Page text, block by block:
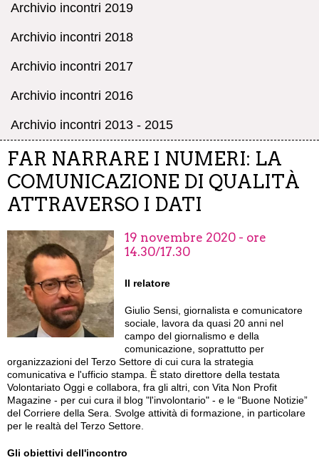
Archivio incontri 2019
Archivio incontri 2018
Archivio incontri 2017
Archivio incontri 2016
Archivio incontri 2013 - 2015
FAR NARRARE I NUMERI: LA
COMUNICAZIONE DI QUALITÀ
ATTRAVERSO I DATI
19 novembre 2020 - ore
14.30/17.30
Il relatore
Giulio Sensi, giornalista e comunicatore
sociale, lavora da quasi 20 anni nel
campo del giornalismo e della
comunicazione, soprattutto per
organizzazioni del Terzo Settore di cui cura la strategia
comunicativa e l'ufficio stampa. È stato direttore della testata
Volontariato Oggi e collabora, fra gli altri, con Vita Non Profit
Magazine - per cui cura il blog "l'involontario" - e le “Buone Notizie”
del Corriere della Sera. Svolge attività di formazione, in particolare
per le realtà del Terzo Settore.
Gli obiettivi dell'incontro